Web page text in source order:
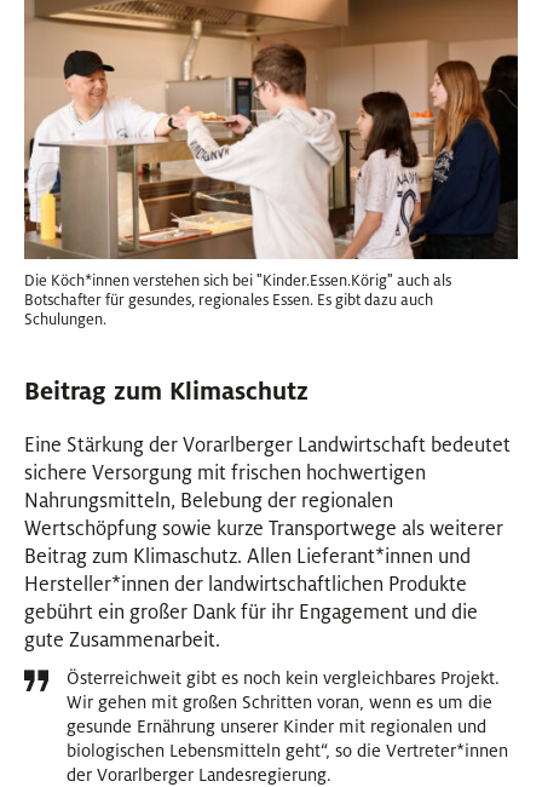
Die Köch*innenInnen
verstehen sich bei "Kinder.Essen.Körig" auch als
Botschafter für gesundes, regionales Essen. Es gibt dazu auch
Schulungen.
Beitrag zum Klimaschutz
Eine Stärkung der Vorarlberger Landwirtschaft bedeutet
sichere Versorgung mit frischen hochwertigen
Nahrungsmitteln, Belebung der regionalen
Wertschöpfung sowie kurze Transportwege als weiterer
Beitrag zum Klimaschutz. Allen Lieferant*innen Innen
und
Hersteller*innen Innen
der landwirtschaftlichen Produkte
gebührt ein großer Dank für ihr Engagement und die
gute Zusammenarbeit.
Österreichweit gibt es noch kein vergleichbares Projekt.
Wir gehen mit großen Schritten voran, wenn es um die
gesunde Ernährung unserer Kinder mit regionalen und
biologischen Lebensmitteln geht“, so die Vertreter*innen
der Vorarlberger Landesregierung.